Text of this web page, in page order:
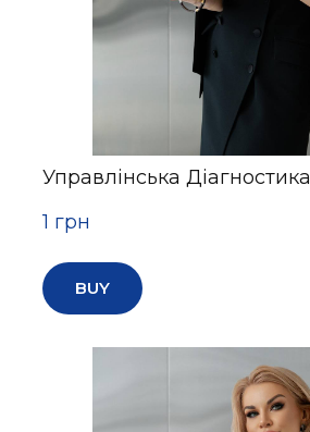
Управлінська Діагностика
1 грн
BUY